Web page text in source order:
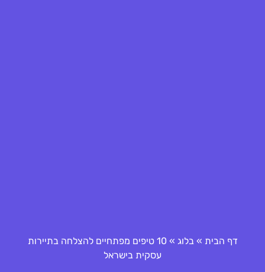
דף הבית » בלוג »
10 טיפים מפתחיים להצלחה בתיירות
עסקית בישראל